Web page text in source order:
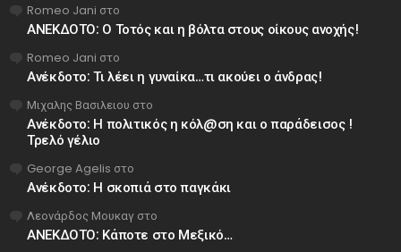
Romeo Jani στο
ΑΝΕΚΔΟΤΟ: Ο Τοτός και η βόλτα στους οίκους ανοχής!
Romeo Jani στο
Ανέκδοτο: Τι λέει η γυναίκα…τι ακούει ο άνδρας!
Μιχαλης Βασιλειου στο
Ανέκδοτο: Η πολιτικός η κόλ@ση και ο παράδεισος !
Τρελό γέλιο
George Agelis στο
Ανέκδοτο: Η σκοπιά στο παγκάκι
Λεονάρδος Μουκαγ στο
ΑΝΕΚΔΟΤΟ: Κάποτε στο Μεξικό…